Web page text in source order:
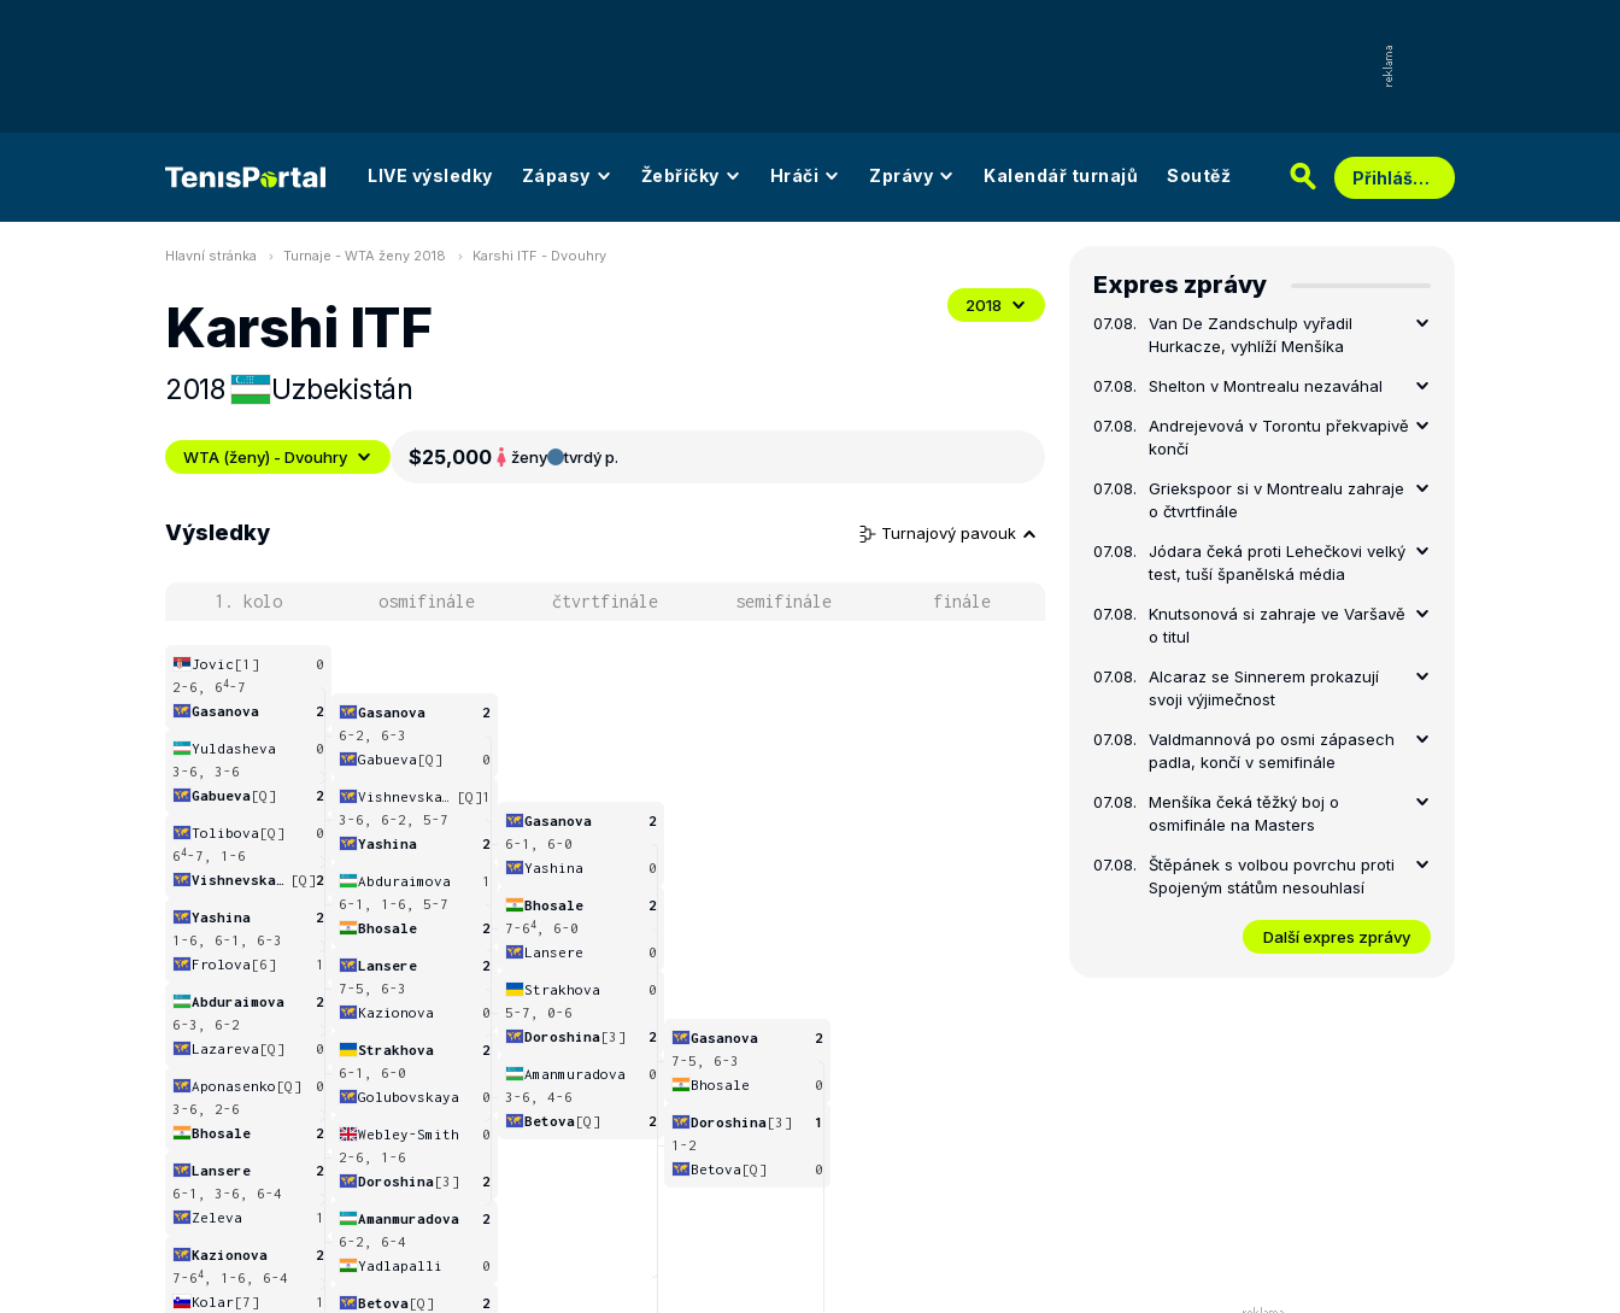
LIVE výsledky Zápasy Žebříčky Hráči Zprávy Kalendář turnajů Soutěž Přihlášení
Hlavní stránka Turnaje - WTA ženy 2018 Karshi ITF - Dvouhry
Karshi ITF
2018 Uzbekistán
2018
WTA (ženy) - Dvouhry $25,000 ženy tvrdý p.
Výsledky Turnajový pavouk
1. kolo osmifinále čtvrtfinále semifinále finále
Jovic [1]
0
2-6, 64-7
Gasanova
2
Yuldasheva
0
3-6, 3-6
Gabueva[Q] 2
Tolibova [Q]
0
64-7, 1-6
[Q]2
Yashina
2
1-6, 6-1, 6-3
Frolova [6] 1
Abduraimova
2
6-3, 6-2
Lazareva [Q] 0
Aponasenko [Q]
0
3-6, 2-6
Bhosale
2
Lansere
2
6-1, 3-6, 6-4
Zeleva
1
Kazionova
2
7-64
, 1-6, 6-4
Kolar[7] 1
Gasanova
2
6-2, 6-3
Gabueva [Q] 0
[Q]1
3-6, 6-2, 5-7
Yashina
2
Abduraimova
1
6-1, 1-6, 5-7
Bhosale
2
Lansere
2
7-5, 6-3
Kazionova
0
Strakhova
2
6-1, 6-0
Golubovskaya
0
Webley-Smith
0
2-6, 1-6
Doroshina[3] 2
Amanmuradova
2
6-2, 6-4
Yadlapalli
0
Betova[Q]
2
Gasanova
2
6-1, 6-0
Yashina
0
Bhosale
2
7-64
, 6-0
Lansere
0
Strakhova
0
5-7, 0-6
Doroshina[3] 2
Amanmuradova
0
3-6, 4-6
Betova[Q] 2
Gasanova
2
7-5, 6-3
Bhosale
0
Doroshina[3]
1
1-2
Betova [Q] 0
Expres zprávy
07.08.
Van De Zandschulp vyřadil
Hurkacze, vyhlíží Menšíka
07.08. Shelton v Montrealu nezaváhal
07.08.
Andrejevová v Torontu překvapivě
končí
07.08.
Griekspoor si v Montrealu zahraje
o čtvrtfinále
07.08.
Jódara čeká proti Lehečkovi velký
test, tuší španělská média
07.08.
Knutsonová si zahraje ve Varšavě
o titul
07.08.
Alcaraz se Sinnerem prokazují
svoji výjimečnost
07.08.
Valdmannová po osmi zápasech
padla, končí v semifinále
07.08.
Menšíka čeká těžký boj o
osmifinále na Masters
07.08.
Štěpánek s volbou povrchu proti
Spojeným státům nesouhlasí
Další expres zprávy